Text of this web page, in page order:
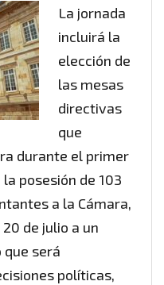
La jornada
incluirá la
elección de
las mesas
directivas
que
durante el primer
posesión de 103
a la Cámara,
de julio a un
será
políticas,